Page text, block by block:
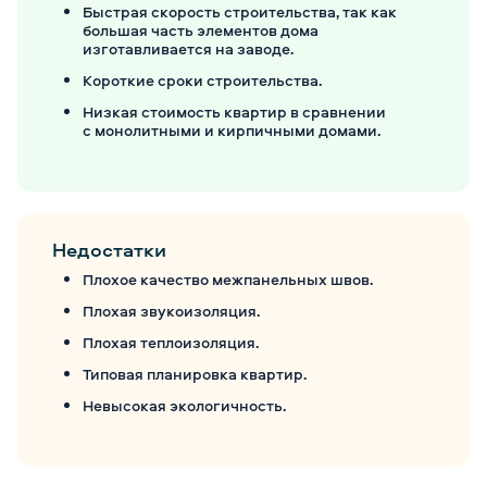
Быстрая скорость строительства, так как
большая часть элементов дома
изготавливается на заводе.
Короткие сроки строительства.
Низкая стоимость квартир в сравнении
с монолитными и кирпичными домами.
Недостатки
Плохое качество межпанельных швов.
Плохая звукоизоляция.
Плохая теплоизоляция.
Типовая планировка квартир.
Невысокая экологичность.